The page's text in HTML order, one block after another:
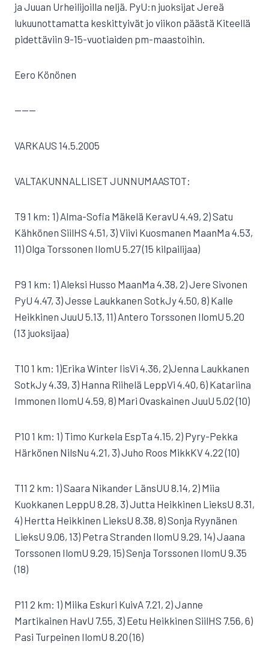
ja Juuan Urheilijoilla neljä. PyU:n juoksijat Jereä
lukuunottamatta keskittyivät jo viikon päästä Kiteellä
pidettäviin 9-15-vuotiaiden pm-maastoihin.
Eero Könönen
———
VARKAUS 14.5.2005
VALTAKUNNALLISET JUNNUMAASTOT:
T9 1 km: 1) Alma-Sofia Mäkelä KeravU 4.49, 2) Satu
Kähkönen SiilHS 4.51, 3) Viivi Kuosmanen MaanMa 4.53,
11) Olga Torssonen IlomU 5.27 (15 kilpailijaa)
P9 1 km: 1) Aleksi Husso MaanMa 4.38, 2) Jere Sivonen
PyU 4.47, 3) Jesse Laukkanen SotkJy 4.50, 8) Kalle
Heikkinen JuuU 5.13, 11) Antero Torssonen IlomU 5.20
(13 juoksijaa)
T10 1 km: 1)Erika Winter IisVi 4.36, 2)Jenna Laukkanen
SotkJy 4.39, 3) Hanna Riihelä LeppVi 4.40, 6) Katariina
Immonen IlomU 4.59, 8) Mari Ovaskainen JuuU 5.02 (10)
P10 1 km: 1) Timo Kurkela EspTa 4.15, 2) Pyry-Pekka
Härkönen NilsNu 4.21, 3) Juho Roos MikkKV 4.22 (10)
T11 2 km: 1) Saara Nikander LänsUU 8.14, 2) Miia
Kuokkanen LeppU 8.28, 3) Jutta Heikkinen LieksU 8.31,
4) Hertta Heikkinen LieksU 8.38, 8) Sonja Ryynänen
LieksU 9.06, 13) Petra Stranden IlomU 9.29, 14) Jaana
Torssonen IlomU 9.29, 15) Senja Torssonen IlomU 9.35
(18)
P11 2 km: 1) Miika Eskuri KuivA 7.21, 2) Janne
Martikainen HavU 7.55, 3) Eetu Heikkinen SiilHS 7.56, 6)
Pasi Turpeinen IlomU 8.20 (16)